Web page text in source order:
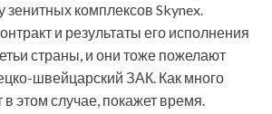
зенитных комплексов Skynex.
и результаты его исполнения
страны, и они тоже пожелают
швейцарский ЗАК. Как много
в этом случае, покажет время.